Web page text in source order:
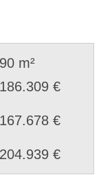
90 m²
186.309 €
167.678 €
204.939 €